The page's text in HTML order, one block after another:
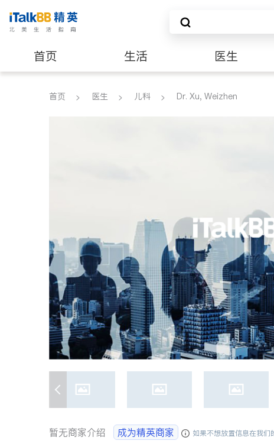
首页 生活 医生
养老 非盈利组织
首页 医生 儿科 Dr. Xu, Weizhen
暂无商家介绍 成为精英商家 如果不想放置信息在我们